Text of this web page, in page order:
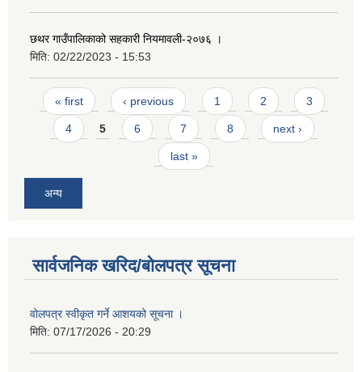
छथर गाउँपालिकाको सहकारी नियमावली-२०७६ ।
मिति: 02/22/2023 - 15:53
Pages
« first ‹ previous 1 2 3
4 5 6 7 8 next ›
last »
अन्य
सार्वजनिक खरिद/बोलपत्र सूचना
वोलपत्र स्वीकृत गर्ने आशयको सूचना ।
मिति: 07/17/2026 - 20:29